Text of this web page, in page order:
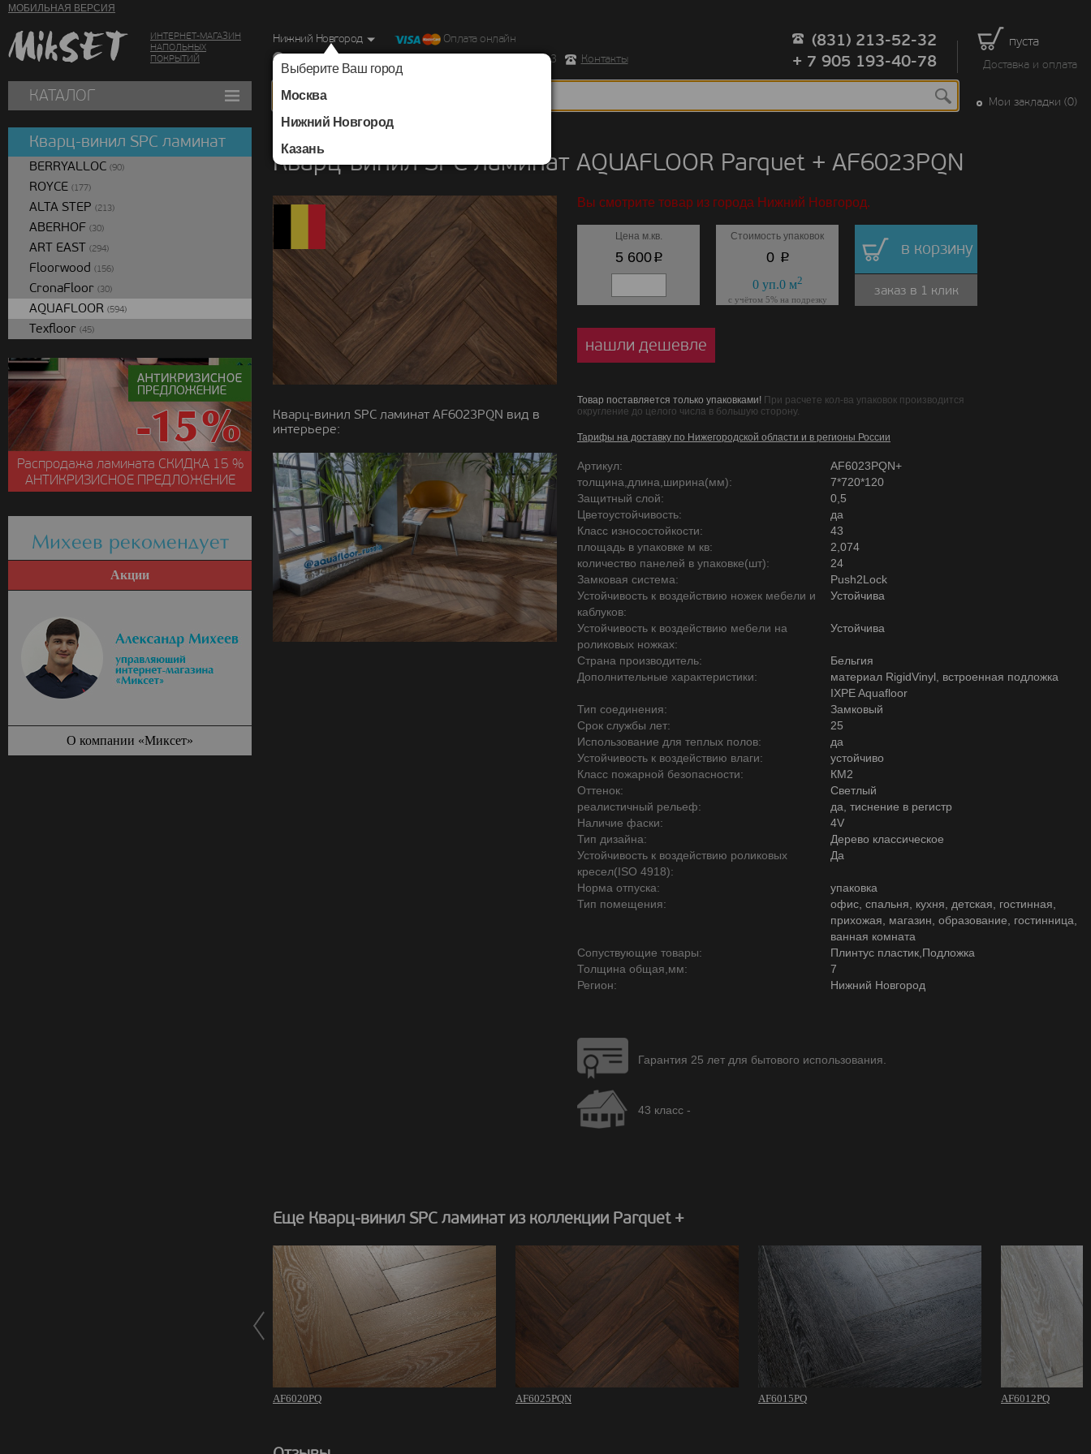
МОБИЛЬНАЯ ВЕРСИЯ
ИНТЕРНЕТ-МАГАЗИН
НАПОЛЬНЫХ
ПОКРЫТИЙ
пуста
Доставка и оплата
Нижний Новгород
Выберите Ваш город
Москва
Нижний Новгород
Казань
Оплата онлайн
г. Нижний Новгород, Ул. Республиканская д.43 корпус 3
Контакты
(831) 213-52-32
+ 7 905 193-40-78
КАТАЛОГ Мои закладки (0)
Кварц-винил SPC ламинат AQUAFLOOR Parquet + AF6023PQN
Кварц-винил SPC ламинат AF6023PQN вид в
интерьере:
Вы смотрите товар из города Нижний Новгород.
Цена м.кв.
5 600p
Стоимость упаковок
0 p
0уп.0м2
с учётом 5% на подрезку
в корзину
заказ в 1 клик
нашли дешевле
Товар поставляется только упаковками! При расчете кол-ва упаковок производится
округление до целого числа в большую сторону.
Тарифы на доставку по Нижегородской области и в регионы России
Артикул:
AF6023PQN+
толщина,длина,ширина(мм):
7*720*120
Защитный слой:
0,5
Цветоустойчивость:
да
Класс износостойкости:
43
площадь в упаковке м кв:
2,074
количество панелей в упаковке(шт):
24
Замковая система:
Push2Lock
Устойчивость к воздействию ножек мебели и
каблуков:
Устойчива
Устойчивость к воздействию мебели на
роликовых ножках:
Устойчива
Страна производитель:
Бельгия
Дополнительные характеристики:
материал RigidVinyl, встроенная подложка
IXPE Aquafloor
Тип соединения:
Замковый
Срок службы лет:
25
Использование для теплых полов:
да
Устойчивость к воздействию влаги:
устойчиво
Класс пожарной безопасности:
КМ2
Оттенок:
Светлый
реалистичный рельеф:
да, тиснение в регистр
Наличие фаски:
4V
Тип дизайна:
Дерево классическое
Устойчивость к воздействию роликовых
кресел(ISO 4918):
Да
Норма отпуска:
упаковка
Тип помещения:
офис, спальня, кухня, детская, гостинная,
прихожая, магазин, образование, гостинница,
ванная комната
Сопуствующие товары:
Плинтус пластик,Подложка
Толщина общая,мм:
7
Регион:
Нижний Новгород
Гарантия 25 лет для бытового использования.
43 класс -
Еще Кварц-винил SPC ламинат из коллекции Parquet +
AF6020PQ AF6025PQN AF6015PQ AF6012PQ
Кварц-винил SPC ламинат
BERRYALLOC (90)
ROYCE (177)
ALTA STEP (213)
ABERHOF (30)
ART EAST (294)
Floorwood (156)
CronaFloor (30)
AQUAFLOOR (594)
Texfloor (45)
Распродажа ламината СКИДКА15 %
АНТИКРИЗИСНОЕ ПРЕДЛОЖЕНИЕ
Михеев рекомендует
Акции
О компании «Миксет»